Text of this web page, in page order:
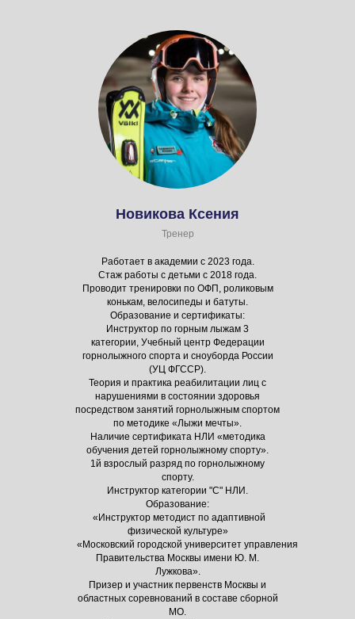
Новикова Ксения
Тренер
Работает в академии с 2023 года.
Стаж работы с детьми с 2018 года.
Проводит тренировки по ОФП, роликовым
конькам, велосипеды и батуты.
Образование и сертификаты:
Инструктор по горным лыжам 3
категории, Учебный центр Федерации
горнолыжного спорта и сноуборда России
(УЦ ФГССР).
Теория и практика реабилитации лиц с
нарушениями в состоянии здоровья
посредством занятий горнолыжным спортом
по методике «Лыжи мечты».
Наличие сертификата НЛИ «методика
обучения детей горнолыжному спорту».
1й взрослый разряд по горнолыжному
спорту.
Инструктор категории "С" НЛИ.
Образование:
«Инструктор методист по адаптивной
физической культуре»
«Московский городской университет управления
Правительства Москвы имени Ю. М.
Лужкова».
Призер и участник первенств Москвы и
областных соревнований в составе сборной
МО.